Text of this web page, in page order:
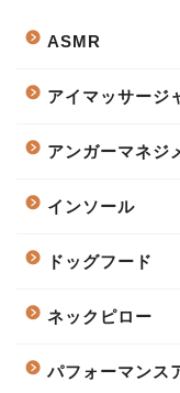
ASMR
アイマッサージ
アンガーマネジ
インソール
ドッグフード
ネックピロー
パフォーマンス